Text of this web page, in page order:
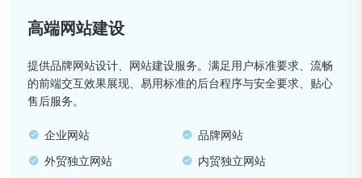
高端网站建设
提供品牌网站设计、网站建设服务。满足用户标准要求、流畅
的前端交互效果展现、易用标准的后台程序与安全要求、贴心
售后服务。
企业网站
品牌网站
外贸独立网站
内贸独立网站